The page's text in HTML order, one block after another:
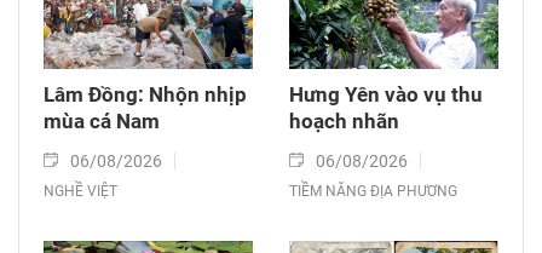
Lâm Đồng: Nhộn nhịp
mùa cá Nam
06/08/2026
NGHỀ VIỆT
Hưng Yên vào vụ thu
hoạch nhãn
06/08/2026
TIỀM NĂNG ĐỊA PHƯƠNG